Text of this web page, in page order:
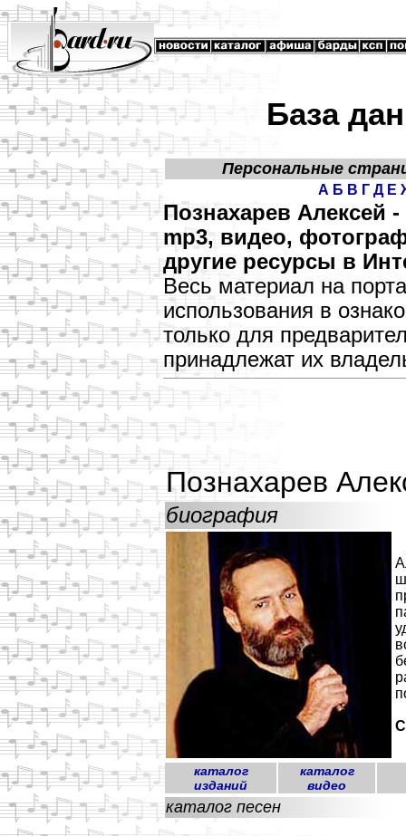
База
Персональные
А Б В Г Д Е
Познахарев Алексей
mp3, видео,
другие ресурсы в
Весь материал на
использования в
только для
принадлежат их
Познахарев
биография
каталог
изданий
каталог
видео
каталог песен